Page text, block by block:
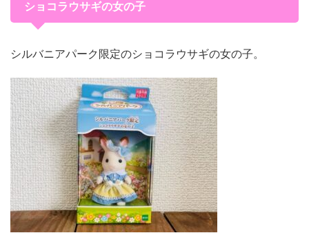
ショコラウサギの女の子
シルバニアパーク限定のショコラウサギの女の子。